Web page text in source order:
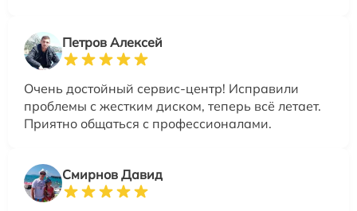
Петров Алексей
Очень достойный сервис-центр! Исправили
проблемы с жестким диском, теперь всё летает.
Приятно общаться с профессионалами.
Смирнов Давид